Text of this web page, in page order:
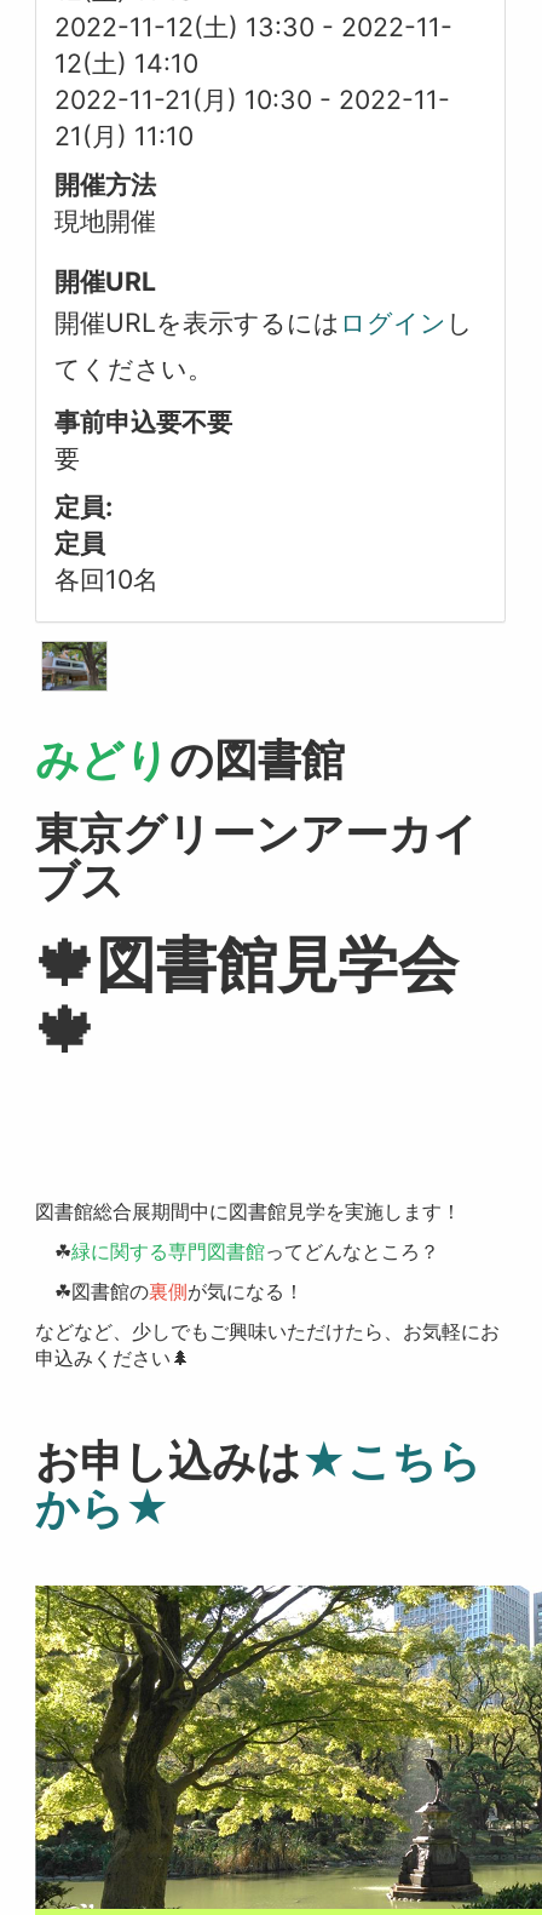
2022-11-12(土) 13:30 - 2022-11-
12(土) 14:10
2022-11-21(月) 10:30 - 2022-11-
21(月) 11:10
開催方法
現地開催
開催URL
開催URLを表示するには ログイン し
てください。
事前申込要不要
要
定員:
定員
各回10名
みどり の図書館
東京グリーンアーカイ
ブス
🍁図書館見学会
🍁
図書館総合展期間中に図書館見学を実施します！
☘緑に関する専門図書館ってどんなところ？
☘図書館の裏側が気になる！
などなど、少しでもご興味いただけたら、お気軽にお
申込みください🌲
お申し込みは★こちら
から★